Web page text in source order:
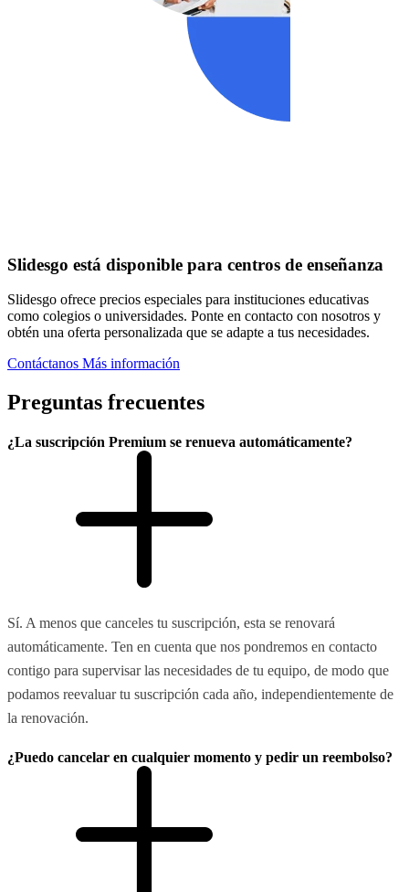
Slidesgo está disponible para centros de enseñanza
Slidesgo ofrece precios especiales para instituciones educativas
como colegios o universidades. Ponte en contacto con nosotros y
obtén una oferta personalizada que se adapte a tus necesidades.
Contáctanos Más información
Preguntas frecuentes
¿La suscripción Premium se renueva automáticamente?
Sí. A menos que canceles tu suscripción, esta se renovará
automáticamente. Ten en cuenta que nos pondremos en contacto
contigo para supervisar las necesidades de tu equipo, de modo que
podamos reevaluar tu suscripción cada año, independientemente de
la renovación.
¿Puedo cancelar en cualquier momento y pedir un reembolso?